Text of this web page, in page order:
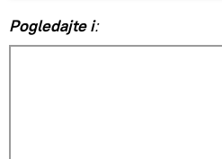
Pogledajte i: